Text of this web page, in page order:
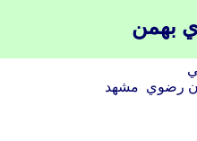
بهمن
رضوي مشهد